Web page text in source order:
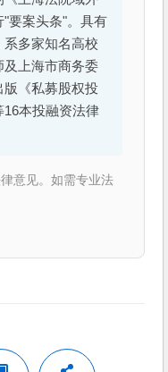
要案头条"。具有
系多家知名高校
及上海市商务委
版《私募股权投
16本投融资法律
意见。如需专业法